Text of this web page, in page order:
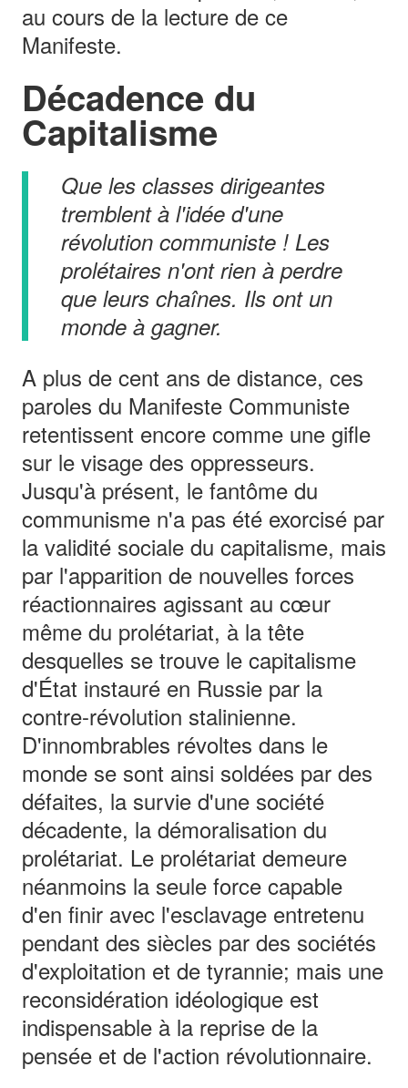
au cours de la lecture de ce
Manifeste.
Décadence du
Capitalisme
Que les classes dirigeantes
tremblent à l'idée d'une
révolution communiste ! Les
prolétaires n'ont rien à perdre
que leurs chaînes. Ils ont un
monde à gagner.
A plus de cent ans de distance, ces
paroles du Manifeste Communiste
retentissent encore comme une gifle
sur le visage des oppresseurs.
Jusqu'à présent, le fantôme du
communisme n'a pas été exorcisé par
la validité sociale du capitalisme, mais
par l'apparition de nouvelles forces
réactionnaires agissant au cœur
même du prolétariat, à la tête
desquelles se trouve le capitalisme
d'État instauré en Russie par la
contre-révolution stalinienne.
D'innombrables révoltes dans le
monde se sont ainsi soldées par des
défaites, la survie d'une société
décadente, la démoralisation du
prolétariat. Le prolétariat demeure
néanmoins la seule force capable
d'en finir avec l'esclavage entretenu
pendant des siècles par des sociétés
d'exploitation et de tyrannie; mais une
reconsidération idéologique est
indispensable à la reprise de la
pensée et de l'action révolutionnaire.